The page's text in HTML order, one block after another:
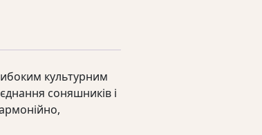
культурним
соняшників і